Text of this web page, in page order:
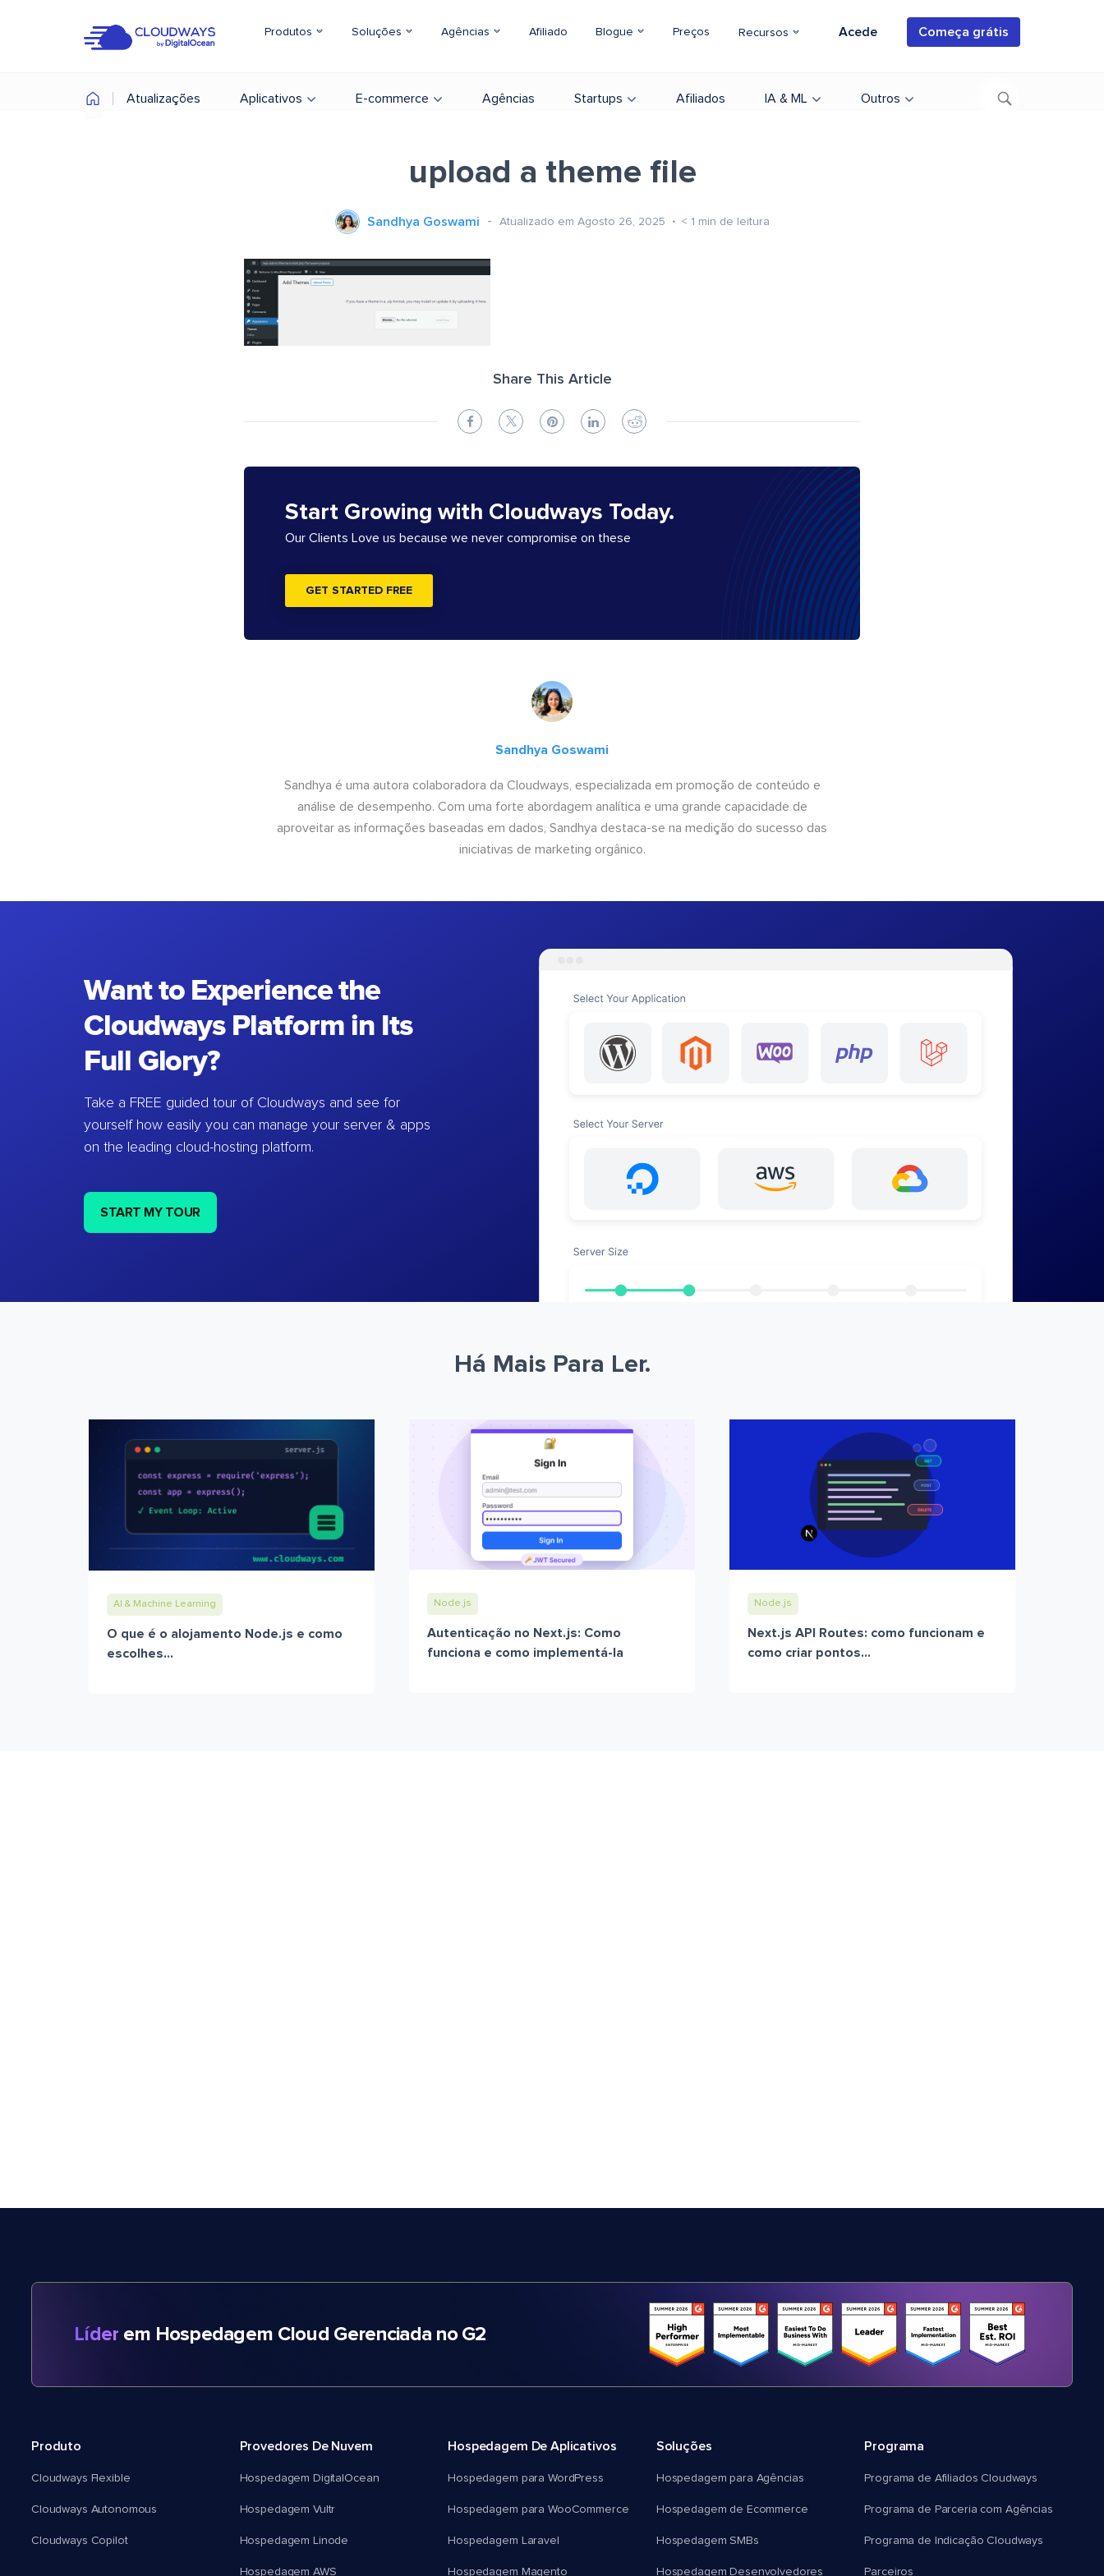
Produtos Soluções Agências Afiliado Blogue Preços Recursos Acede Começa grátis
Atualizações Aplicativos E-commerce Agências Startups Afiliados IA & ML Outros
upload a theme file
Sandhya Goswami Atualizado em Agosto 26, 2025 < 1 min de leitura
Share This Article
Start Growing with Cloudways Today.
Our Clients Love us because we never compromise on these
GET STARTED FREE
Sandhya Goswami
Sandhya é uma autora colaboradora da Cloudways, especializada em promoção de conteúdo e
análise de desempenho. Com uma forte abordagem analítica e uma grande capacidade de
aproveitar as informações baseadas em dados, Sandhya destaca-se na medição do sucesso das
iniciativas de marketing orgânico.
Want to Experience the
Cloudways Platform in Its
Full Glory?
Take a FREE guided tour of Cloudways and see for
yourself how easily you can manage your server & apps
on the leading cloud-hosting platform.
START MY TOUR
Há Mais Para Ler.
AI & Machine Learning
O que é o alojamento Node.js e como
escolhes...
Node.js
Autenticação no Next.js: Como
funciona e como implementá-la
Node.js
Next.js API Routes: como funcionam e
como criar pontos...
Líder em Hospedagem Cloud Gerenciada no G2
Produto
Cloudways Flexible
Cloudways Autonomous
Cloudways Copilot
Provedores De Nuvem
Hospedagem DigitalOcean
Hospedagem Vultr
Hospedagem Linode
Hospedagem AWS
Hospedagem De Aplicativos
Hospedagem para WordPress
Hospedagem para WooCommerce
Hospedagem Laravel
Hospedagem Magento
Soluções
Hospedagem para Agências
Hospedagem de Ecommerce
Hospedagem SMBs
Hospedagem Desenvolvedores
Programa
Programa de Afiliados Cloudways
Programa de Parceria com Agências
Programa de Indicação Cloudways
Parceiros